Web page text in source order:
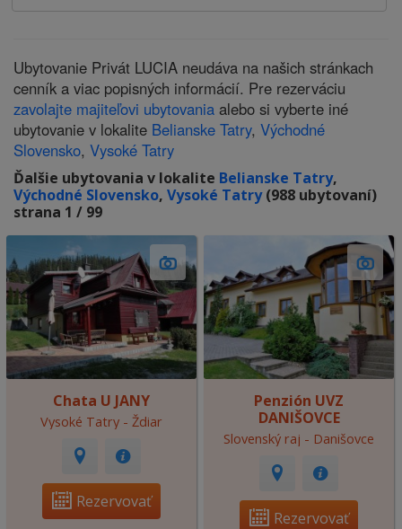
Ubytovanie Privát LUCIA neudáva na našich stránkach
cenník a viac popisných informácií. Pre rezerváciu
zavolajte majiteľovi ubytovania alebo si vyberte iné
ubytovanie v lokalite Belianske Tatry, Východné
Slovensko, Vysoké Tatry
Ďalšie ubytovania v lokalite Belianske Tatry,
Východné Slovensko, Vysoké Tatry(988 ubytovaní)
strana 1 / 99
Chata U JANY
Vysoké Tatry - Ždiar
Rezervovať
Penzión UVZ
DANIŠOVCE
Slovenský raj - Danišovce
Rezervovať